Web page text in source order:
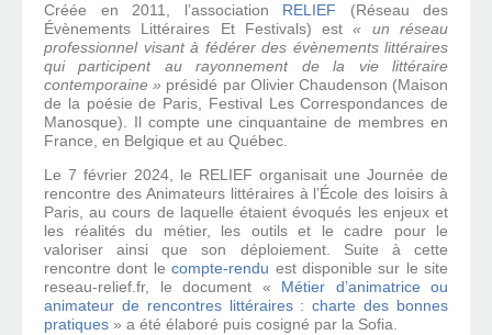
Créée en 2011, l’association RELIEF (Réseau des
Évènements Littéraires Et Festivals) est« un réseau
professionnel visant à fédérer des évènements littéraires
qui participent au rayonnement de la vie littéraire
contemporaine » présidé par Olivier Chaudenson (Maison
de la poésie de Paris, Festival Les Correspondances de
Manosque). Il compte une cinquantaine de membres en
France, en Belgique et au Québec.
Le 7 février 2024, le RELIEF organisait une Journée de
rencontre des Animateurs littéraires à l’École des loisirs à
Paris, au cours de laquelle étaient évoqués les enjeux et
les réalités du métier, les outils et le cadre pour le
valoriser ainsi que son déploiement. Suite à cette
rencontre dont lecompte-rendu est disponible sur le site
reseau-relief.fr, le document « Métier d’animatrice ou
animateur de rencontres littéraires : charte des bonnes
pratiques » a été élaboré puis cosigné par la Sofia.